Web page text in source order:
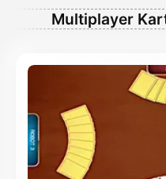
Multiplayer